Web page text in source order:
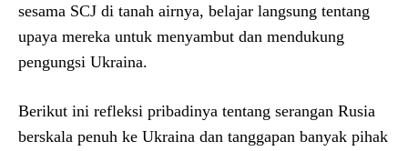
sesama SCJ di tanah airnya, belajar langsung tentang
upaya mereka untuk menyambut dan mendukung
pengungsi Ukraina.
Berikut ini refleksi pribadinya tentang serangan Rusia
berskala penuh ke Ukraina dan tanggapan banyak pihak